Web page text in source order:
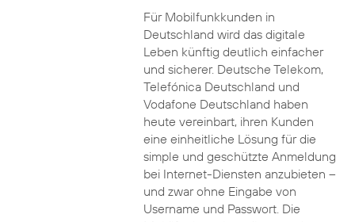
Für Mobilfunkkunden in
Deutschland wird das digitale
Leben künftig deutlich einfacher
und sicherer. Deutsche Telekom,
Telefónica Deutschland und
Vodafone Deutschland haben
heute vereinbart, ihren Kunden
eine einheitliche Lösung für die
simple und geschützte Anmeldung
bei Internet-Diensten anzubieten –
und zwar ohne Eingabe von
Username und Passwort. Die